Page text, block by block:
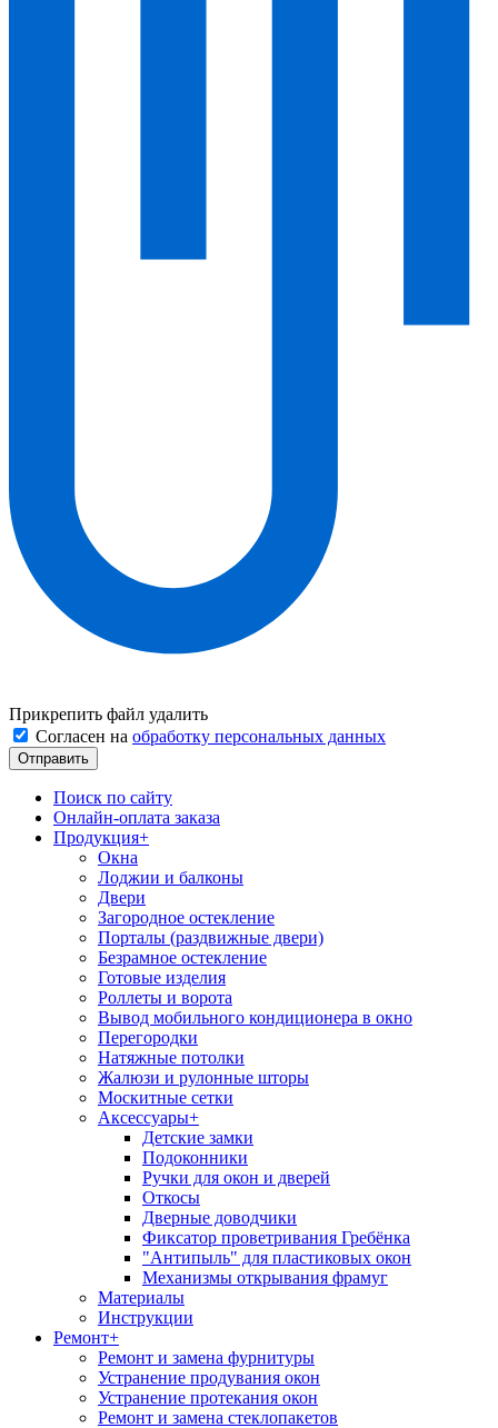
Прикрепить файл удалить
Согласен на обработку персональных данных
Поиск по сайту
Онлайн-оплата заказа
Продукция+
Окна
Лоджии и балконы
Двери
Загородное остекление
Порталы (раздвижные двери)
Безрамное остекление
Готовые изделия
Роллеты и ворота
Вывод мобильного кондиционера в окно
Перегородки
Натяжные потолки
Жалюзи и рулонные шторы
Москитные сетки
Аксессуары+
Детские замки
Подоконники
Ручки для окон и дверей
Откосы
Дверные доводчики
Фиксатор проветривания Гребёнка
"Антипыль" для пластиковых окон
Механизмы открывания фрамуг
Материалы
Инструкции
Ремонт+
Ремонт и замена фурнитуры
Устранение продувания окон
Устранение протекания окон
Ремонт и замена стеклопакетов